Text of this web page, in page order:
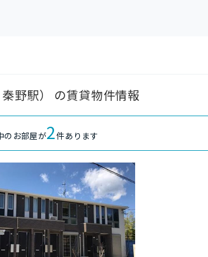
野駅） の賃貸物件情報
のお部屋が2件あります